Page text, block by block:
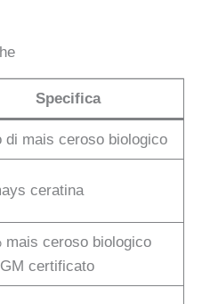
Specifica
di mais ceroso biologico
ceratina
mais ceroso biologico
certificato